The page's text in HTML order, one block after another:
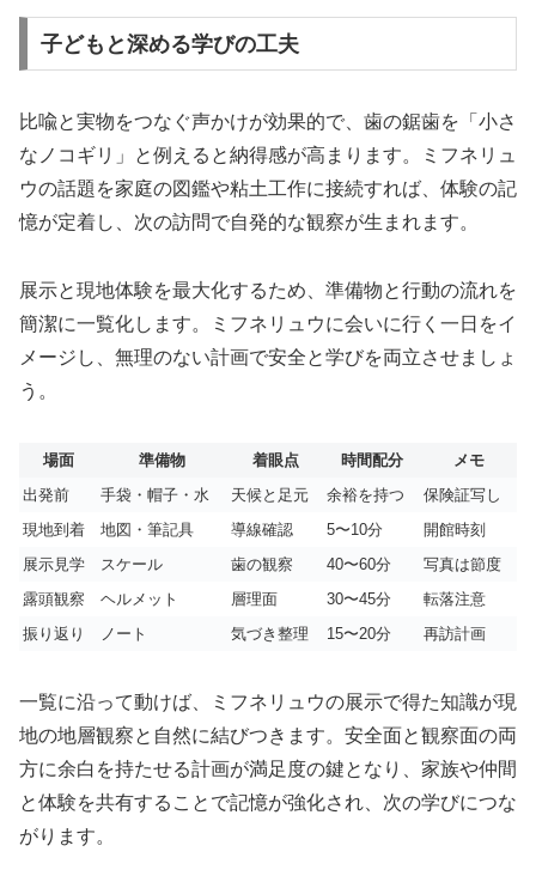
子どもと深める学びの工夫
比喩と実物をつなぐ声かけが効果的で、歯の鋸歯を「小さ
なノコギリ」と例えると納得感が高まります。ミフネリュ
ウの話題を家庭の図鑑や粘土工作に接続すれば、体験の記
憶が定着し、次の訪問で自発的な観察が生まれます。
展示と現地体験を最大化するため、準備物と行動の流れを
簡潔に一覧化します。ミフネリュウに会いに行く一日をイ
メージし、無理のない計画で安全と学びを両立させましょ
う。
場面 準備物 着眼点 時間配分
メモ
出発前
手袋・帽子・水 天候と足元 余裕を持つ
保険証写し
現地到着
地図・筆記具 導線確認 5〜10分
開館時刻
展示見学
スケール 歯の観察 40〜60分
写真は節度
露頭観察
ヘルメット 層理面 30〜45分
転落注意
振り返り
ノート 気づき整理 15〜20分 再訪計画
一覧に沿って動けば、ミフネリュウの展示で得た知識が現
地の地層観察と自然に結びつきます。安全面と観察面の両
方に余白を持たせる計画が満足度の鍵となり、家族や仲間
と体験を共有することで記憶が強化され、次の学びにつな
がります。